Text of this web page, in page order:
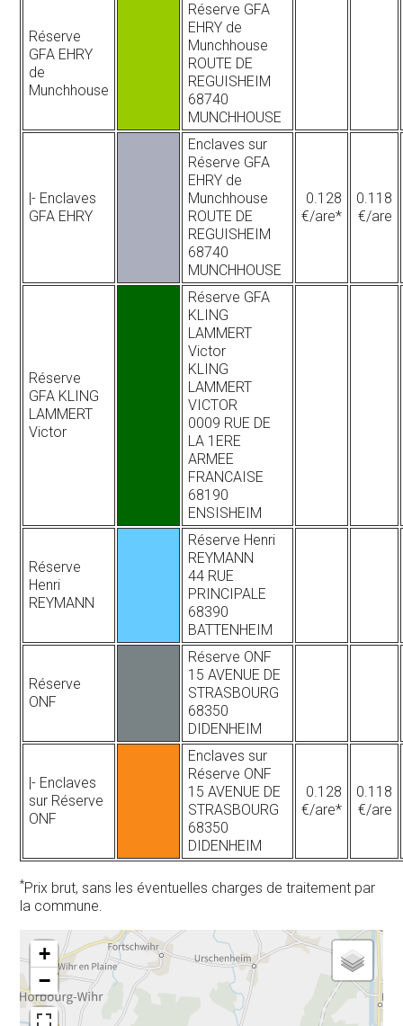
Réserve
GFA EHRY
de
Munchhouse
Réserve GFA
EHRY de
Munchhouse
ROUTE DE
REGUISHEIM
68740
MUNCHHOUSE
|- Enclaves
GFA EHRY
Enclaves sur
Réserve GFA
EHRY de
Munchhouse
ROUTE DE
REGUISHEIM
68740
MUNCHHOUSE
0.128
€/are*
0.118
€/are
Réserve
GFA KLING
LAMMERT
Victor
Réserve GFA
KLING
LAMMERT
Victor
KLING
LAMMERT
VICTOR
0009 RUE DE
LA 1ERE
ARMEE
FRANCAISE
68190
ENSISHEIM
Réserve
Henri
REYMANN
Réserve Henri
REYMANN
44 RUE
PRINCIPALE
68390
BATTENHEIM
Réserve
ONF
Réserve ONF
15 AVENUE DE
STRASBOURG
68350
DIDENHEIM
|- Enclaves
sur Réserve
ONF
Enclaves sur
Réserve ONF
15 AVENUE DE
STRASBOURG
68350
DIDENHEIM
0.128
€/are*
0.118
€/are
*Prix brut, sans les éventuelles charges de traitement par
la commune.
+
−